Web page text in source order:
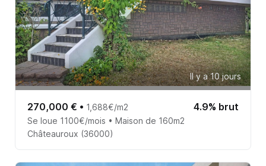
Il y a 10 jours
270,000 € • 1,688€/m2 4.9% brut
Se loue 1100€/mois • Maison de 160m2
Châteauroux (36000)